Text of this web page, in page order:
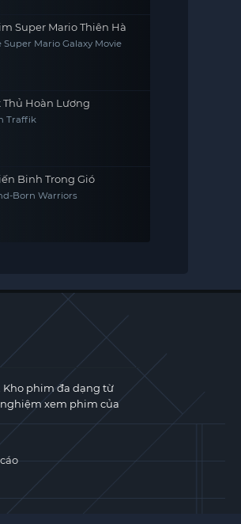
Super Mario Thiên Hà
Super Mario Galaxy Movie
Thủ Hoàn Lương
Traffik
Binh Trong Gió
Born Warriors
Kho phim đa dạng từ
xem phim của